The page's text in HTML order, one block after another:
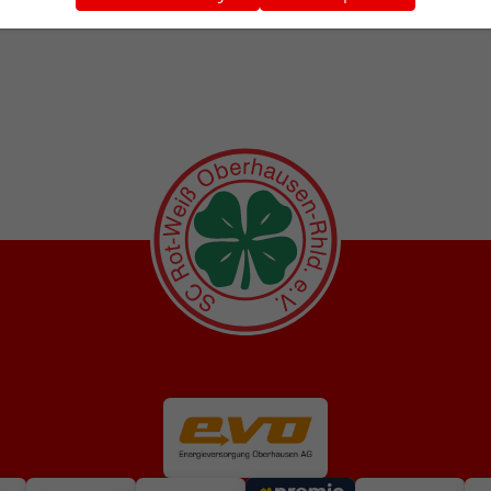
Sportlicher Leiter der Kleeblätter, über den Wechsel